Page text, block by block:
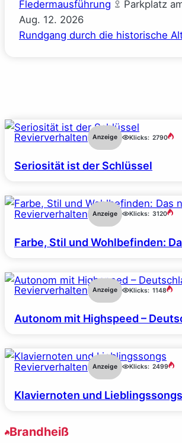
Fledermausführung
Parkplatz
Aug. 12. 2026
Rundgang durch die historische
Revierverhalten Anzeige Klicks: 2790
Seriosität ist der Schlüssel
Revierverhalten Anzeige Klicks: 3120
Farbe, Stil und Wohlbefinden:
Revierverhalten Anzeige Klicks: 1148
Autonom mit Highspeed –
Revierverhalten Anzeige Klicks: 2499
Klaviernoten und Lieblingssongs
Brandheiß